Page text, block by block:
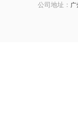
公司地址：